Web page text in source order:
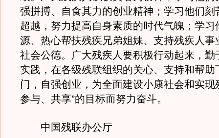
强拼搏、自食其力的创业精神；学习他们刻
超越，努力提高自身素质的时代气魄；学习
源、热心帮扶残疾兄弟姐妹、支持残疾人事
社会公德。广大残疾人要积极行动起来，勤
实践，在各级残联组织的关心、支持和帮助
门，自强创业，为全面建设小康社会和实现
参与、共享”的目标而努力奋斗。
中国残联办公厅